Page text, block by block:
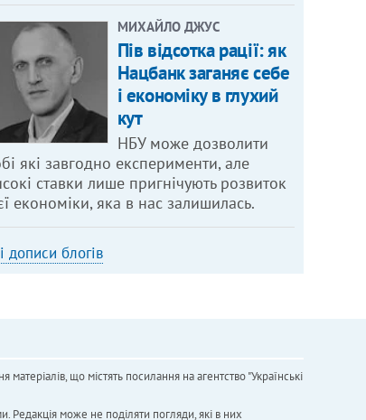
МИХАЙЛО ДЖУС
Пів відсотка рації: як
Нацбанк заганяє себе
і економіку в глухий
кут
НБУ може дозволити
які завгодно експерименти, але
ставки лише пригнічують розвиток
економіки, яка в нас залишилась.
дописи блогів
що містять посилання на агентство "Українськi
Редакція може не поділяти погляди, які в них